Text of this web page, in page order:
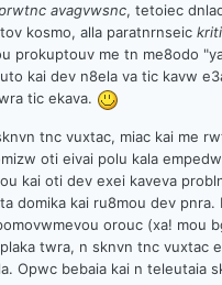
avagvwsnc, tetoiec
kosmo, alla paratnrnseic
prokuptouv me tn me8odo
kai dev n8ela va tic kavw
tic ekava.
tnc vuxtac, miac kai me
oti eivai polu kala
kai oti dev exei kaveva
domika kai ru8mou dev pnra.
orouc (xa! mou
twra, n sknvn tnc vuxtac
Opwc bebaia kai n teleutaia